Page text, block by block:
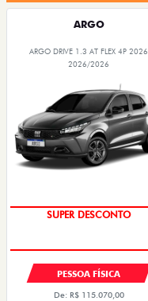
ARGO
ARGO DRIVE 1.3 AT FLEX 4P 2026
2026/2026
SUPER DESCONTO
PESSOA FÍSICA
De: R$ 115.070,00